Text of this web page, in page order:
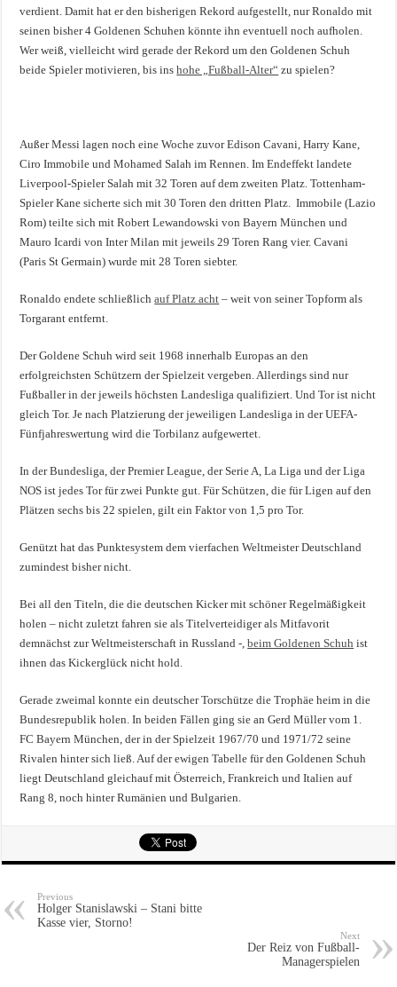
verdient. Damit hat er den bisherigen Rekord aufgestellt, nur Ronaldo mit
seinen bisher 4 Goldenen Schuhen könnte ihn eventuell noch aufholen.
Wer weiß, vielleicht wird gerade der Rekord um den Goldenen Schuh
beide Spieler motivieren, bis inshohe „Fußball-Alter“ zu spielen?
Außer Messi lagen noch eine Woche zuvor Edison Cavani, Harry Kane,
Ciro Immobile und Mohamed Salah im Rennen. Im Endeffekt landete
Liverpool-Spieler Salah mit 32 Toren auf dem zweiten Platz. Tottenham-
Spieler Kane sicherte sich mit 30 Toren den dritten Platz. Immobile (Lazio
Rom) teilte sich mit Robert Lewandowski von Bayern München und
Mauro Icardi von Inter Milan mit jeweils 29 Toren Rang vier. Cavani
(Paris St Germain) wurde mit 28 Toren siebter.
Ronaldo endete schließlichauf Platz acht – weit von seiner Topform als
Torgarant entfernt.
Der Goldene Schuh wird seit 1968 innerhalb Europas an den
erfolgreichsten Schützern der Spielzeit vergeben. Allerdings sind nur
Fußballer in der jeweils höchsten Landesliga qualifiziert. Und Tor ist nicht
gleich Tor. Je nach Platzierung der jeweiligen Landesliga in der UEFA-
Fünfjahreswertung wird die Torbilanz aufgewertet.
In der Bundesliga, der Premier League, der Serie A, La Liga und der Liga
NOS ist jedes Tor für zwei Punkte gut. Für Schützen, die für Ligen auf den
Plätzen sechs bis 22 spielen, gilt ein Faktor von 1,5 pro Tor.
Genützt hat das Punktesystem dem vierfachen Weltmeister Deutschland
zumindest bisher nicht.
Bei all den Titeln, die die deutschen Kicker mit schöner Regelmäßigkeit
holen – nicht zuletzt fahren sie als Titelverteidiger als Mitfavorit
demnächst zur Weltmeisterschaft in Russland -,beim Goldenen Schuh ist
ihnen das Kickerglück nicht hold.
Gerade zweimal konnte ein deutscher Torschütze die Trophäe heim in die
Bundesrepublik holen. In beiden Fällen ging sie an Gerd Müller vom 1.
FC Bayern München, der in der Spielzeit 1967/70 und 1971/72 seine
Rivalen hinter sich ließ. Auf der ewigen Tabelle für den Goldenen Schuh
liegt Deutschland gleichauf mit Österreich, Frankreich und Italien auf
Rang 8, noch hinter Rumänien und Bulgarien.
Previous
Holger Stanislawski – Stani bitte
Kasse vier, Storno!
Next
Der Reiz von Fußball-
Managerspielen